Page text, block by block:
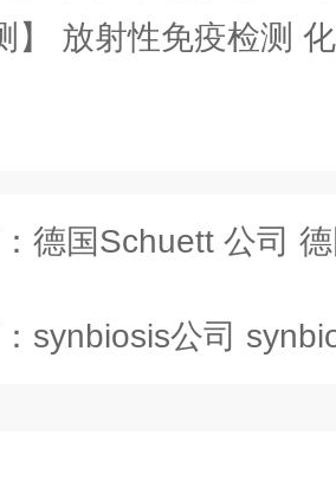
】 放射性免疫检测
德国Schuett 公司
synbiosis公司